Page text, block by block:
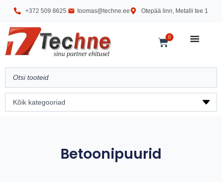
+372 509 8625 toomas@techne.ee Otepää linn, Metalli tee 1
0
Betoonipuurid